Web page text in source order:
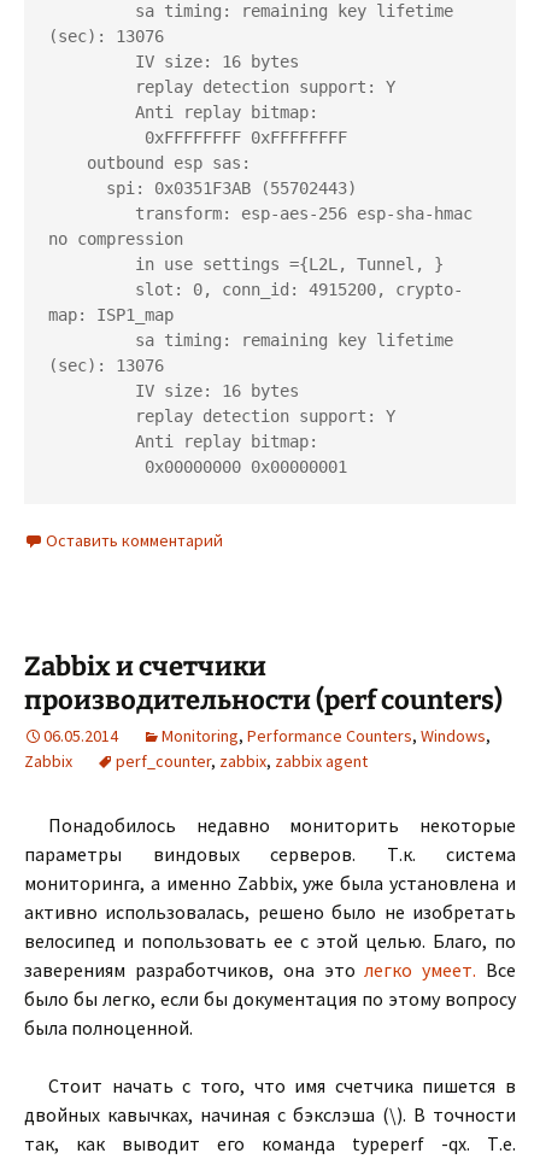
(sec): 13076
no compression
map: ISP1_map
(sec): 13076
Оставить комментарий
Zabbix и счетчики
производительности (perf counters)
06.05.2014 Monitoring, Performance Counters, Windows,
Zabbix
perf_counter, zabbix, zabbix agent
Понадобилось недавно мониторить некоторые
параметры виндовых серверов. Т.к. система
мониторинга, а именно Zabbix, уже была установлена и
активно использовалась, решено было не изобретать
велосипед и попользовать ее с этой целью. Благо, по
заверениям разработчиков, она этолегко умеет. Все
было бы легко, если бы документация по этому вопросу
была полноценной.
Стоит начать с того, что имя счетчика пишется в
двойных кавычках, начиная с бэкслэша (\). В точности
так, как выводит его команда typeperf -qx. Т.е.